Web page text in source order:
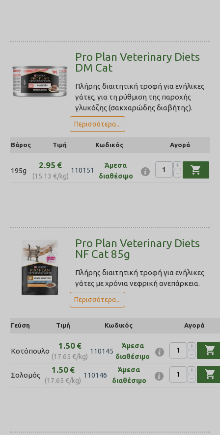
Pro Plan Veterinary Diets
DM Cat
Πλήρης διαιτητική τροφή για ενήλικες
γάτες, για τη ρύθμιση της παροχής
γλυκόζης (σακχαρώδης διαβήτης).
Περισσότερα...
Βάρος Τιμή Κωδικός Αγορά
195g
2.95 €
(15.13 €/kg)
110151
Άμεσα
διαθέσιμο
+
−
shopping_cart
Pro Plan Veterinary Diets
NF Cat 85g
Πλήρης διαιτητική τροφή για ενήλικες
γάτες με χρόνια νεφρική ανεπάρκεια.
Περισσότερα...
Γεύση Τιμή Κωδικός Αγορά
Κοτόπουλο
1.50 €
(17.65 €/kg)
110145
Άμεσα
διαθέσιμο
+
−
shopping_cart
Σολομός
1.50 €
(17.65 €/kg)
110146
Άμεσα
διαθέσιμο
+
−
shopping_cart